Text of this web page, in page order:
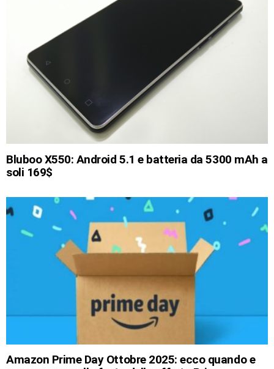
Bluboo X550: Android 5.1 e batteria da 5300 mAh a
soli 169$
Amazon Prime Day Ottobre 2025: ecco quando e